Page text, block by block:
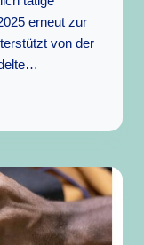
erneut zur
von der